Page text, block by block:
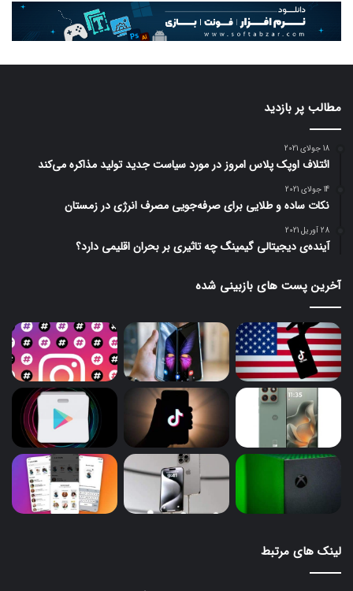
مطالب پر بازدید
18 جولای 2021
ائتلاف اوپک پلاس امروز در مورد سیاست جدید تولید مذاکره می‌کند
14 جولای 2021
نکات ساده و طلایی برای صرفه‌جویی مصرف انرژی در زمستان
28 آوریل 2021
آینده‌ی دیجیتالی گیمینگ چه تاثیری بر بحران اقلیمی دارد؟
آخرین پست های بازبینی شده
لینک های مرتبط